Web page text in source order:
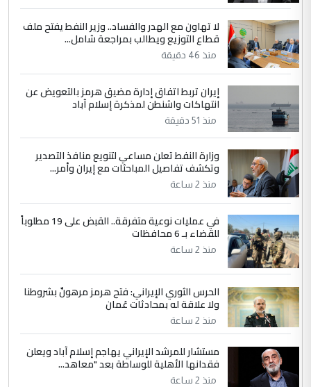
4 سردار
التعليق : واحد من عصابة علي ماما يسقط
جنسية الرافد الثالث للعراق ومن اصول عريقة
الموضوع : الجواهري يرد على صدام حسين سل
مضجعيك يابن الزنا (نص كامل)
5 سردار
التعليق : واحد من عصابة علي ماما يسقط
جنسية الرافد الثالث للعراق ومن اصول عريقة
الموضوع :
الجواهري يرد على صدام حسين سل
مضجعيك يابن الزنا (نص كامل)
لا تهاون مع الهدر والفساد.. وزير النفط يفتح ملف
قطاع التوزيع ويطالب بمراجعة شامل...
منذ 46 دقيقة
إيران تربط اتفاق إدارة مضيق هرمز بالتعويض عن
انتهاكات واشنطن لمذكرة إسلام آباد
منذ 51 دقيقة
وزارة النفط تعلن مساعي لتنويع منافذ التصدير
وتكشف تفاصيل المباحثات مع إيران وأمر...
منذ 2 ساعة
في عمليات نوعية متفرقة.. القبض على 19 مطلوباً
للقضاء بـ 6 محافظات
منذ 2 ساعة
الحرس الثوري الإيراني: فتح هرمز مرهونٌ بشروطنا
ولا علاقة له بمحادثات عُمان
منذ 2 ساعة
مستشار للمرشد الإيراني يهاجم إسلام آباد ويعلن
فقدانها الأهلية للوساطة بعد "معاهد...
منذ 2 ساعة